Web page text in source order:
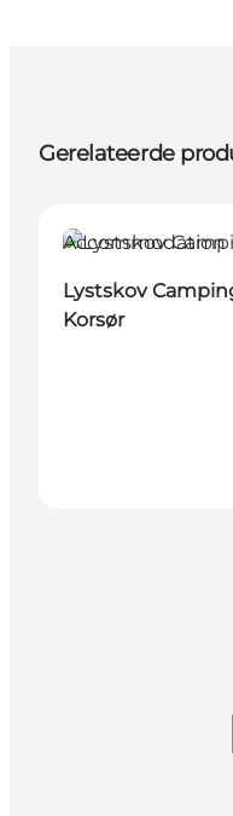
Gerelateerde
Accommodation
Lystskov
Korsør